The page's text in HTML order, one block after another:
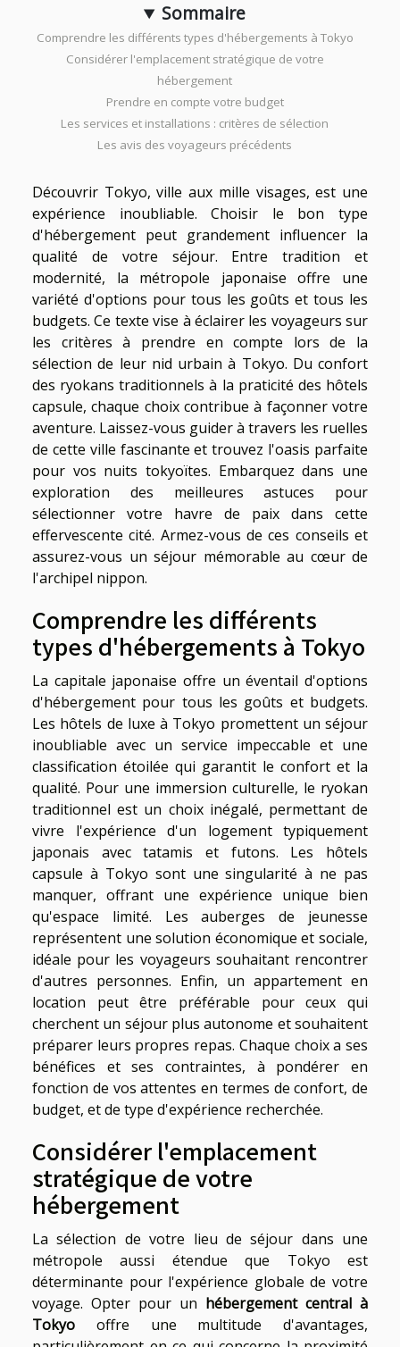
Sommaire
Comprendre les différents types d'hébergements à Tokyo
Considérer l'emplacement stratégique de votre
hébergement
Prendre en compte votre budget
Les services et installations : critères de sélection
Les avis des voyageurs précédents
Découvrir Tokyo, ville aux mille visages, est une
expérience inoubliable. Choisir le bon type
d'hébergement peut grandement influencer la
qualité de votre séjour. Entre tradition et
modernité, la métropole japonaise offre une
variété d'options pour tous les goûts et tous les
budgets. Ce texte vise à éclairer les voyageurs sur
les critères à prendre en compte lors de la
sélection de leur nid urbain à Tokyo. Du confort
des ryokans traditionnels à la praticité des hôtels
capsule, chaque choix contribue à façonner votre
aventure. Laissez-vous guider à travers les ruelles
de cette ville fascinante et trouvez l'oasis parfaite
pour vos nuits tokyoïtes. Embarquez dans une
exploration des meilleures astuces pour
sélectionner votre havre de paix dans cette
effervescente cité. Armez-vous de ces conseils et
assurez-vous un séjour mémorable au cœur de
l'archipel nippon.
Comprendre les différents
types d'hébergements à Tokyo
La capitale japonaise offre un éventail d'options
d'hébergement pour tous les goûts et budgets.
Les hôtels de luxe à Tokyo promettent un séjour
inoubliable avec un service impeccable et une
classification étoilée qui garantit le confort et la
qualité. Pour une immersion culturelle, le ryokan
traditionnel est un choix inégalé, permettant de
vivre l'expérience d'un logement typiquement
japonais avec tatamis et futons. Les hôtels
capsule à Tokyo sont une singularité à ne pas
manquer, offrant une expérience unique bien
qu'espace limité. Les auberges de jeunesse
représentent une solution économique et sociale,
idéale pour les voyageurs souhaitant rencontrer
d'autres personnes. Enfin, un appartement en
location peut être préférable pour ceux qui
cherchent un séjour plus autonome et souhaitent
préparer leurs propres repas. Chaque choix a ses
bénéfices et ses contraintes, à pondérer en
fonction de vos attentes en termes de confort, de
budget, et de type d'expérience recherchée.
Considérer l'emplacement
stratégique de votre
hébergement
La sélection de votre lieu de séjour dans une
métropole aussi étendue que Tokyo est
déterminante pour l'expérience globale de votre
voyage. Opter pour un hébergement central à
Tokyo offre une multitude d'avantages,